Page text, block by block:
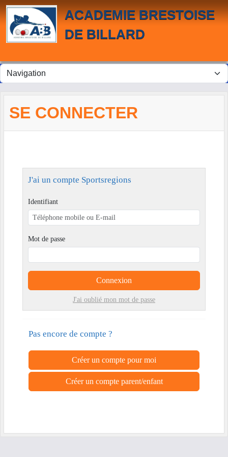
ACADEMIE BRESTOISE
DE BILLARD
SE CONNECTER
J'ai un compte Sportsregions
Identifiant
Mot de passe
Connexion
J'ai oublié mon mot de passe
Pas encore de compte ?
Créer un compte pour moi
Créer un compte parent/enfant
Panneau de gestion des cookies